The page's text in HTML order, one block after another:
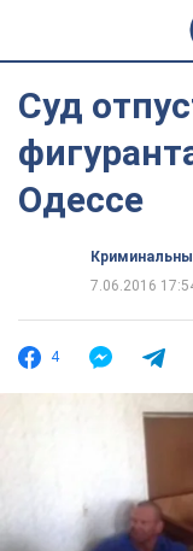
Суд
Одессе
7.06.2016
4